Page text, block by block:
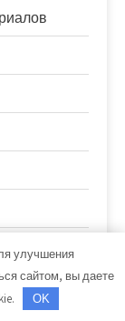
улучшения
сайтом, вы даете
OK